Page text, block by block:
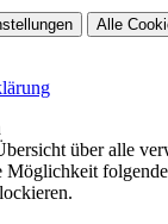
Alle
über alle
Möglichkeit